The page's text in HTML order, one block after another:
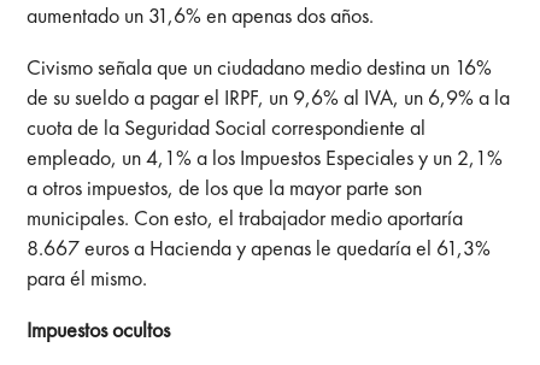
aumentado un 31,6% en apenas dos años.
Civismo señala que un ciudadano medio destina un 16%
de su sueldo a pagar el IRPF, un 9,6% al IVA, un 6,9% a la
cuota de la Seguridad Social correspondiente al
empleado, un 4,1% a los Impuestos Especiales y un 2,1%
a otros impuestos, de los que la mayor parte son
municipales. Con esto, el trabajador medio aportaría
8.667 euros a Hacienda y apenas le quedaría el 61,3%
para él mismo.
Impuestos ocultos